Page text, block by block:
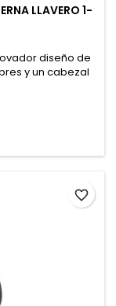
LLAVERO 1-
diseño de
y un cabezal
donde se
o situación
favorite_border